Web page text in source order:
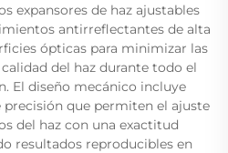
expansores de haz ajustables
antirreflectantes de alta
ópticas para minimizar las
del haz durante todo el
El diseño mecánico incluye
que permiten el ajuste
del haz con una exactitud
resultados reproducibles en